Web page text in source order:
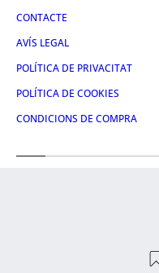
CONTACTE
AVÍS LEGAL
POLÍTICA DE PRIVACITAT
POLÍTICA DE COOKIES
CONDICIONS DE COMPRA